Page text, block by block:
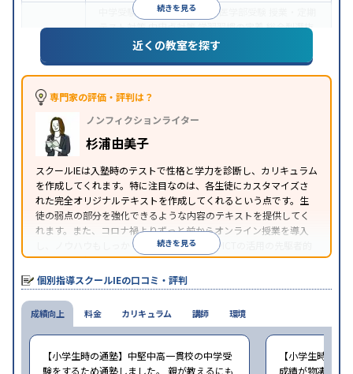
続きを見る
中学受験 高校受験大学受験 医学部受験
テスト対策内申点対策学習習慣の定着総合型選抜
(旧AO)対策 推薦入試対策学校別特化対策
中高一貫校生に対応
可能季節講習のみの受講可
※2023年3月調査。小学校高学年の個別指導塾アンケート調査方法
近くの教室を探す
専門家の評価・評判は？
ノンフィクションライター
杉浦由美子
スクールIEは入塾時のテストで性格と学力を診断し、カリキュラム
を作成してくれます。特に注目なのは、各生徒にカスタマイズさ
れた完全オリジナルテキストを作成してくれるという点です。生
徒の弱点の部分を強化できるような内容のテキストを提供してく
れます。また、コロナ禍よりずっと前からオンライン授業を導入
し、ノウハウもしっかりとしています。AIやICTの活用の先駆者的
な個別指導塾です。
続きを見る
個別指導スクールIEの口コミ・評判
成績向上
【小学生時の通塾】中堅中高一貫校の中学受
験をするため通塾しました。 親が教えるにも
【小学生時の通
成績が物凄く悪
料金 カリキュラム 講師 環境